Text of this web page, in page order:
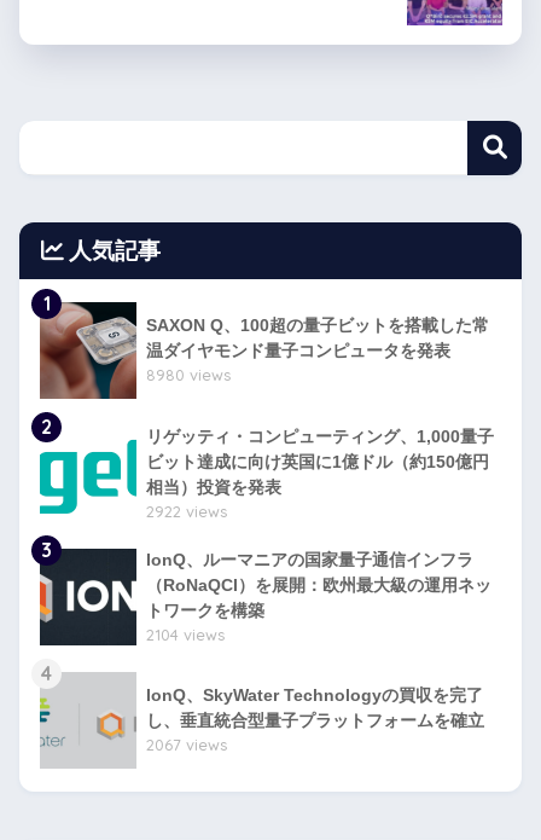
人気記事
1
SAXON Q、100超の量子ビットを搭載した常
温ダイヤモンド量子コンピュータを発表
8980 views
2
リゲッティ・コンピューティング、1,000量子
ビット達成に向け英国に1億ドル（約150億円
相当）投資を発表
2922 views
3
IonQ、ルーマニアの国家量子通信インフラ
（RoNaQCI）を展開：欧州最大級の運用ネッ
トワークを構築
2104 views
4
IonQ、SkyWater Technologyの買収を完了
し、垂直統合型量子プラットフォームを確立
2067 views